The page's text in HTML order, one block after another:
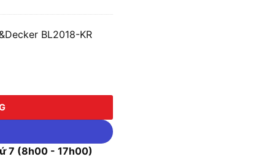
BL2018-KR
7 (8h00 - 17h00)